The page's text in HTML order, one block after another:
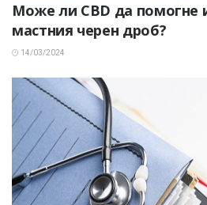
Може ли CBD да помогне
мастния черен дроб?
14/03/2024